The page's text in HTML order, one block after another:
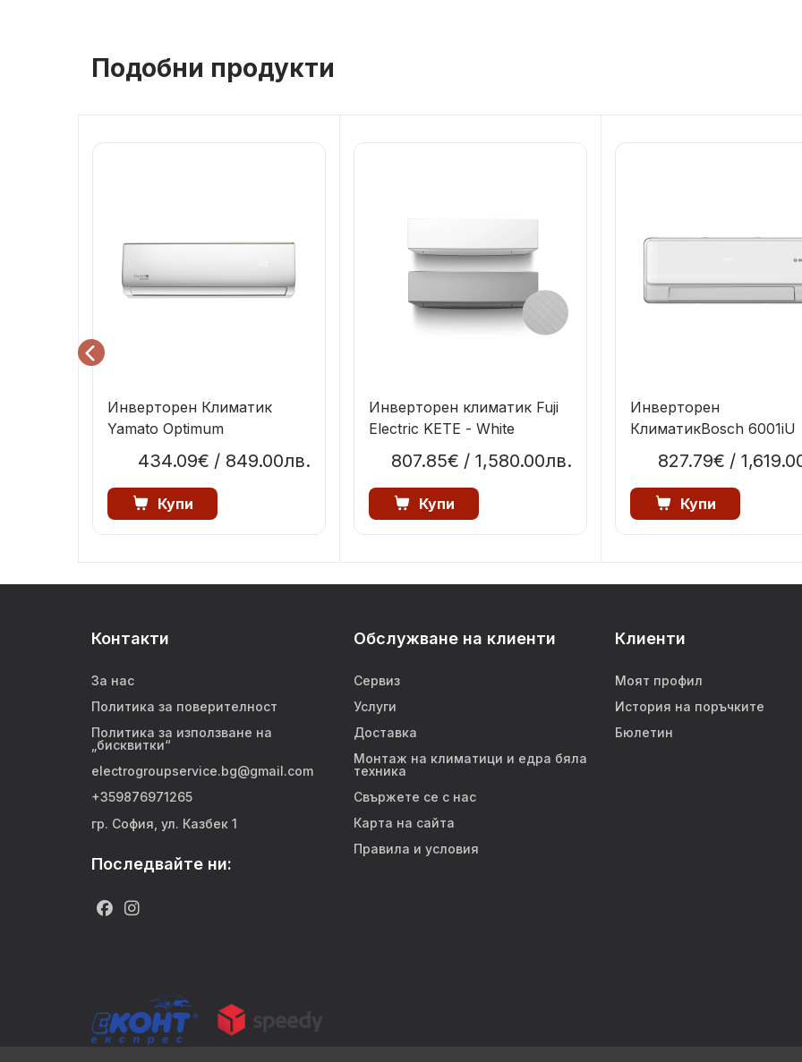
Подобни продукти
434.09€ / 849.00лв.
Инверторен Климатик
Yamato Optimum
Купи
807.85€ / 1,580.00лв.
Инверторен климатик Fuji
Electric KETE - White
Купи
827.79€ /
Инверторен
КлиматикBosch 6001iU
Купи
Контакти
За нас
Политика за поверителност
Политика за използване на
„бисквитки“
electrogroupservice.bg@gmail.com
+359876971265
гр. София, ул. Казбек 1
Последвайте ни:
Обслужване на клиенти
Сервиз
Услуги
Доставка
Монтаж на климатици и едра бяла
техника
Свържете се с нас
Карта на сайта
Правила и условия
Клиенти
Моят профил
История на поръчките
Бюлетин